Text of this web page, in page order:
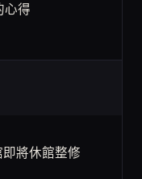
心得
即將休館整修